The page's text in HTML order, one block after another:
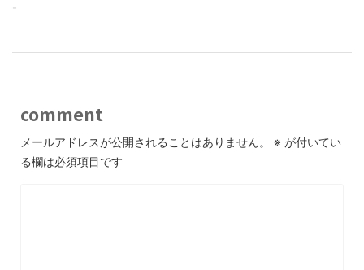
-
comment
メールアドレスが公開されることはありません。 ※ が付いてい
る欄は必須項目です